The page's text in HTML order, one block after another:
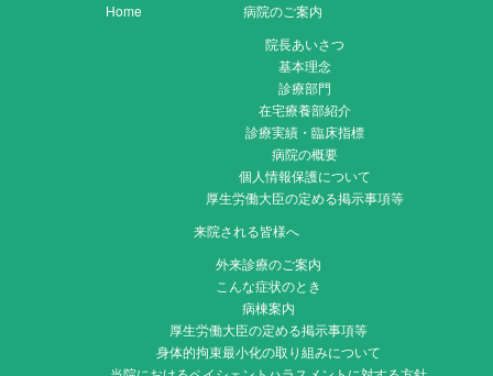
Home
病院のご案内
院長あいさつ
基本理念
診療部門
在宅療養部紹介
診療実績・臨床指標
病院の概要
個人情報保護について
厚生労働大臣の定める掲示事項等
来院される皆様へ
外来診療のご案内
こんな症状のとき
病棟案内
厚生労働大臣の定める掲示事項等
身体的拘束最小化の取り組みについて